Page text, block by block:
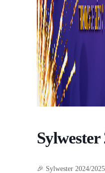
Sylwester
🎉 Sylwester 2024/